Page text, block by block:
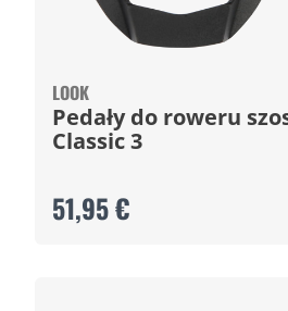
LOOK
Pedały do roweru
Classic 3
51,95 €